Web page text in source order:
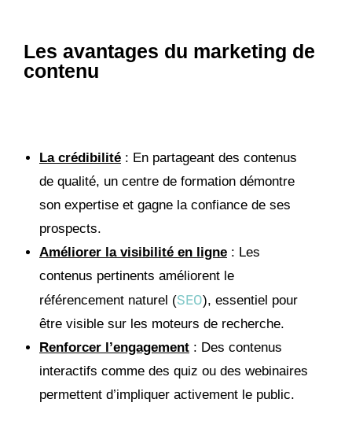
Les avantages du marketing de
contenu
La crédibilité : En partageant des contenus
de qualité, un centre de formation démontre
son expertise et gagne la confiance de ses
prospects.
Améliorer la visibilité en ligne : Les
contenus pertinents améliorent le
référencement naturel (SEO), essentiel pour
être visible sur les moteurs de recherche.
Renforcer l’engagement : Des contenus
interactifs comme des quiz ou des webinaires
permettent d’impliquer activement le public.